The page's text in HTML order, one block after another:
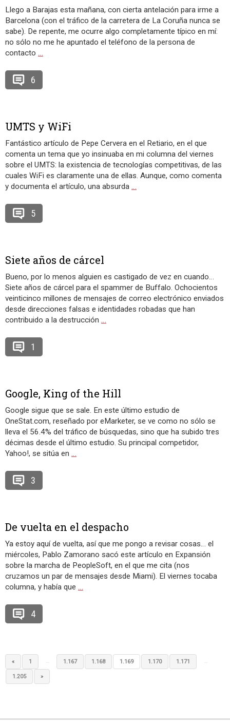
Llego a Barajas esta mañana, con cierta antelación para irme a
Barcelona (con el tráfico de la carretera de La Coruña nunca se
sabe). De repente, me ocurre algo completamente típico en mí:
no sólo no me he apuntado el teléfono de la persona de
contacto …
6
UMTS y WiFi
Fantástico artículo de Pepe Cervera en el Retiario, en el que
comenta un tema que yo insinuaba en mi columna del viernes
sobre el UMTS: la existencia de tecnologías competitivas, de las
cuales WiFi es claramente una de ellas. Aunque, como comenta
y documenta el artículo, una absurda …
5
Siete años de cárcel
Bueno, por lo menos alguien es castigado de vez en cuando…
Siete años de cárcel para el spammer de Buffalo. Ochocientos
veinticinco millones de mensajes de correo electrónico enviados
desde direcciones falsas e identidades robadas que han
contribuido a la destrucción …
1
Google, King of the Hill
Google sigue que se sale. En este último estudio de
OneStat.com, reseñado por eMarketer, se ve como no sólo se
lleva el 56.4% del tráfico de búsquedas, sino que ha subido tres
décimas desde el último estudio. Su principal competidor,
Yahoo!, se sitúa en …
3
De vuelta en el despacho
Ya estoy aquí de vuelta, así que me pongo a revisar cosas… el
miércoles, Pablo Zamorano sacó este artículo en Expansión
sobre la marcha de PeopleSoft, en el que me cita (nos
cruzamos un par de mensajes desde Miami). El viernes tocaba
columna, y había que …
4
« 1 … 1.167 1.168 1.169 1.170 1.171 …
1.205 »